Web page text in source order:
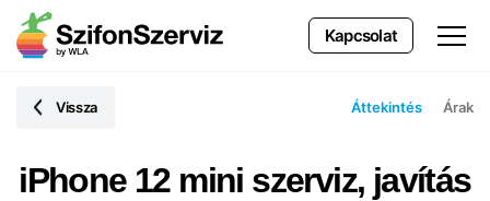
Kapcsolat
Vissza Áttekintés Árak
iPhone 12 mini szerviz, javítás